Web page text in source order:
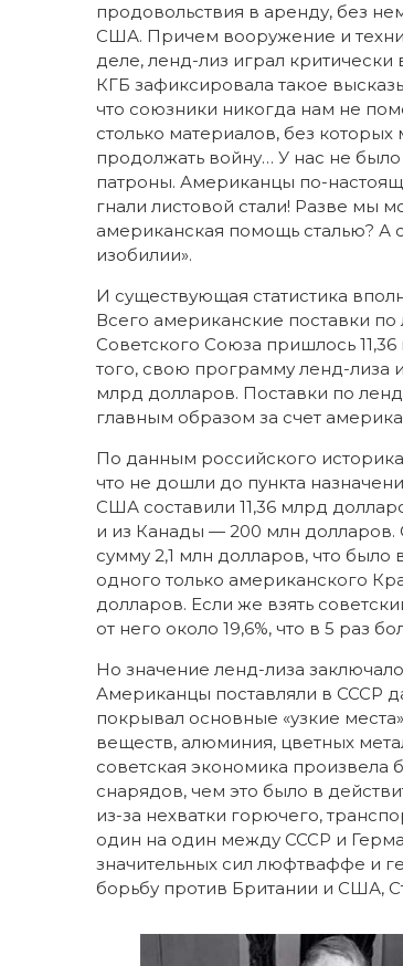
продовольствия в аренду, без
США. Причем вооружение и
деле, ленд-лиз играл
КГБ зафиксировала такое
что союзники никогда нам не
столько материалов, без
продолжать войну… У нас не
патроны. Американцы по-
гнали листовой стали! Разве мы
американская помощь сталью? А
изобилии».
И существующая статистика
Всего американские поставки
Советского Союза пришлось
того, свою программу ленд-лиза
млрд долларов. Поставки по
главным образом за счет
По данным российского
что не дошли до пункта
США составили 11,36 млрд
и из Канады — 200 млн
сумму 2,1 млн долларов, что
одного только американского
долларов. Если же взять
от него около 19,6%, что в 5 раз
Но значение ленд-лиза
Американцы поставляли в СССР
покрывал основные «узкие
веществ, алюминия, цветных
советская экономика произвела
снарядов, чем это было в
из-за нехватки горючего,
один на один между СССР и
значительных сил люфтваффе и
борьбу против Британии и США,